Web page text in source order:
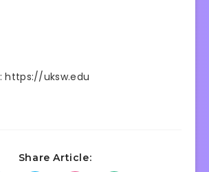
:https://uksw.edu
Share Article: